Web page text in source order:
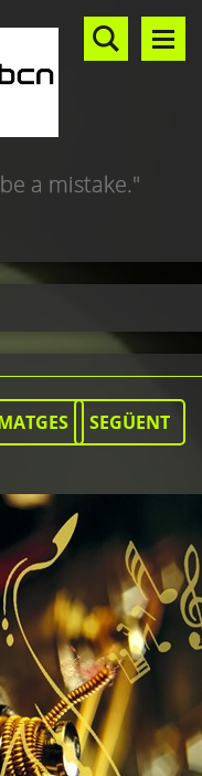
a mistake."
SEGÜENT